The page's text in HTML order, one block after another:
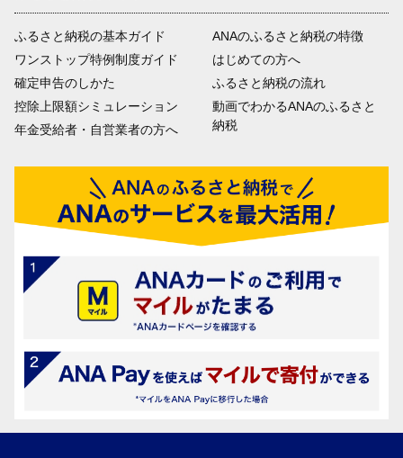
ふるさと納税の基本ガイド
ワンストップ特例制度ガイド
確定申告のしかた
控除上限額シミュレーション
年金受給者・自営業者の方へ
ANAのふるさと納税の特徴
はじめての方へ
ふるさと納税の流れ
動画でわかるANAのふるさと
納税